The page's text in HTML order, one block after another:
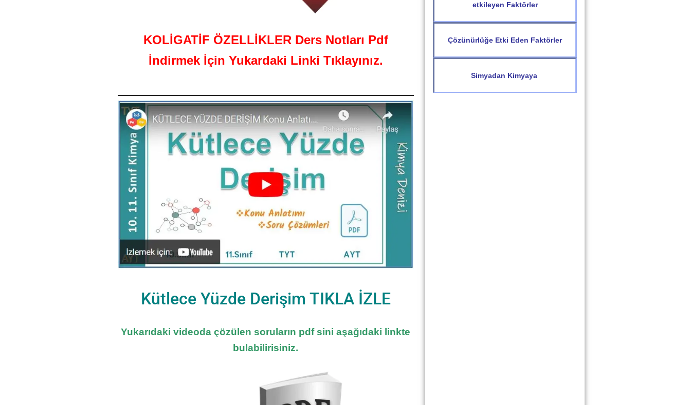
KOLİGATİF ÖZELLİKLER Ders Notları Pdf
İndirmek İçin Yukardaki Linki Tıklayınız.
Kütlece Yüzde Derişim TIKLA İZLE
Yukarıdaki videoda çözülen soruların pdf sini aşağıdaki linkte
bulabilirisiniz.
etkileyen Faktörler
Çözünürlüğe Etki Eden Faktörler
Simyadan Kimyaya